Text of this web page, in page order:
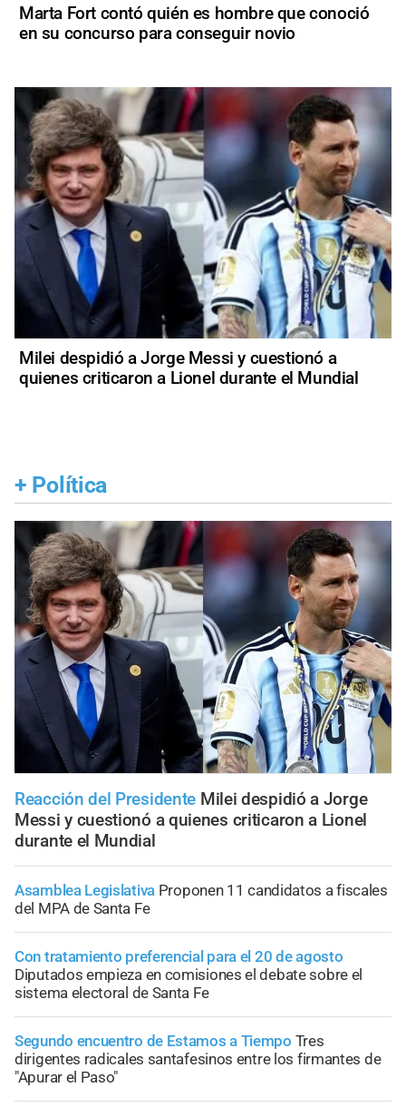
Marta Fort contó quién es hombre que conoció
en su concurso para conseguir novio
Milei despidió a Jorge Messi y cuestionó a
quienes criticaron a Lionel durante el Mundial
+ Política
Reacción del Presidente Milei despidió a Jorge
Messi y cuestionó a quienes criticaron a Lionel
durante el Mundial
Asamblea Legislativa Proponen 11 candidatos a fiscales
del MPA de Santa Fe
Con tratamiento preferencial para el 20 de agosto
Diputados empieza en comisiones el debate sobre el
sistema electoral de Santa Fe
Segundo encuentro de Estamos a Tiempo Tres
dirigentes radicales santafesinos entre los firmantes de
"Apurar el Paso"